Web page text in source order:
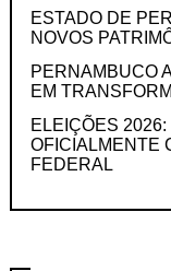
ESTADO DE
NOVOS
PERNAMBUCO
EM
ELEIÇÕES
OFICIALMENTE
FEDERAL